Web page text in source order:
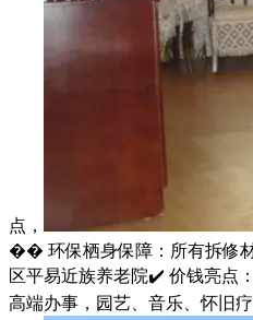
点，
�� 环保栖身保障：所有拆修
区平易近族养老院✔️ 价钱亮点
高端办事，园艺、音乐、怀旧